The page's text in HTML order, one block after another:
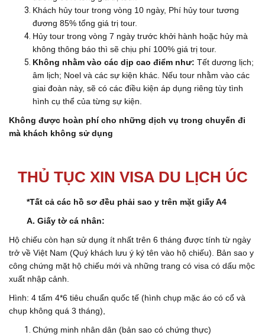
Khách hủy tour trong vòng 10 ngày, Phí hủy tour tương
đương 85% tổng giá trị tour.
Hủy tour trong vòng 7 ngày trước khởi hành hoặc hủy mà
không thông báo thì sẽ chịu phí 100% giá trị tour.
Không nhằm vào các dịp cao điểm như: Tết dương lịch;
âm lịch; Noel và các sự kiện khác. Nếu tour nhằm vào các
giai đoàn này, sẽ có các điều kiện áp dụng riêng tùy tình
hình cụ thể của từng sự kiện.
Không được hoàn phí cho những dịch vụ trong chuyến đi
mà khách không sử dụng
THỦ TỤC XIN VISA DU LỊCH ÚC
*Tất cả các hồ sơ đều phải sao y trên mặt giấy A4
A. Giấy tờ cá nhân:
Hộ chiếu còn hạn sử dụng ít nhất trên 6 tháng được tính từ ngày
trở về Việt Nam (Quý khách lưu ý ký tên vào hộ chiếu). Bản sao y
công chứng mặt hộ chiếu mới và những trang có visa có dấu mộc
xuất nhập cảnh.
Hình: 4 tấm 4*6 tiêu chuẩn quốc tế (hình chụp mặc áo có cổ và
chụp không quá 3 tháng),
Chứng minh nhân dân (bản sao có chứng thực)